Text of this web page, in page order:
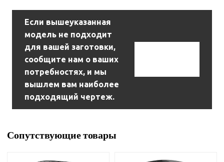
Если вышеуказанная
модель не подходит
для вашей заготовки,
сообщите нам о ваших
потребностях, и мы
вышлем вам наиболее
подходящий чертеж.
Сопутствующие товары